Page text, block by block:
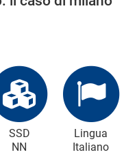
SSD
NN
Lingua
Italiano